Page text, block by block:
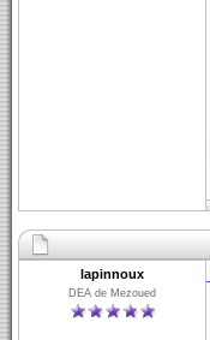
lapinnoux
DEA de Mezoued